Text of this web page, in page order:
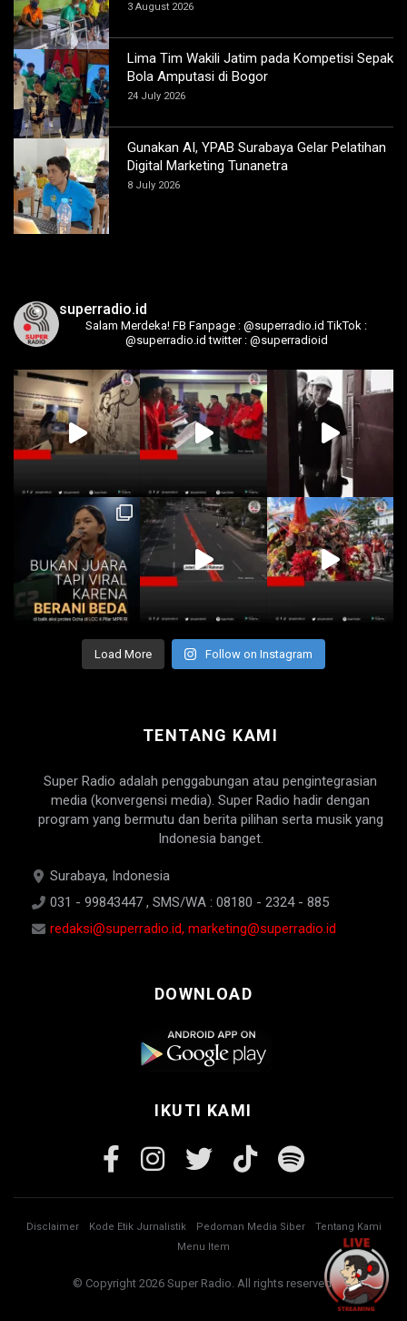
3 August 2026
Lima Tim Wakili Jatim pada Kompetisi Sepak
Bola Amputasi di Bogor
24 July 2026
Gunakan AI, YPAB Surabaya Gelar Pelatihan
Digital Marketing Tunanetra
8 July 2026
superradio.id
Salam Merdeka! FB Fanpage : @superradio.id TikTok :
@superradio.id twitter : @superradioid
Load More Follow on Instagram
TENTANG KAMI
Super Radio adalah penggabungan atau pengintegrasian
media (konvergensi media). Super Radio hadir dengan
program yang bermutu dan berita pilihan serta musik yang
Indonesia banget.
Surabaya, Indonesia
031 - 99843447 , SMS/WA : 08180 - 2324 - 885
redaksi@superradio.id, marketing@superradio.id
DOWNLOAD
IKUTI KAMI
Disclaimer Kode Etik Jurnalistik Pedoman Media Siber
Tentang Kami
Menu Item
© Copyright 2026 Super Radio. All rights reserved.